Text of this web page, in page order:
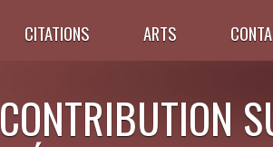
CITATIONS ARTS
CONTRIBUTION